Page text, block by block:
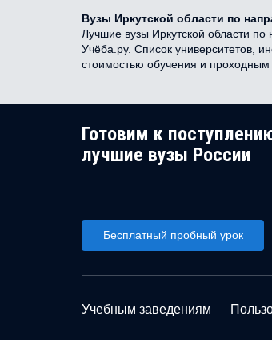
Вузы Иркутской области по
Лучшие вузы Иркутской области
Учёба.ру. Список университетов,
стоимостью обучения и проходным
Готовим к
лучшие вузы России
Бесплатный пробный урок
Учебным заведениям